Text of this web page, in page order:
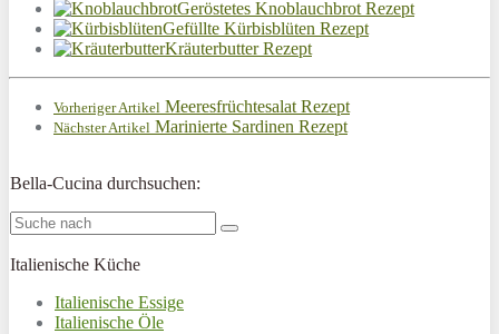
Geröstetes Knoblauchbrot Rezept
Gefüllte Kürbisblüten Rezept
Kräuterbutter Rezept
Vorheriger Artikel Meeresfrüchtesalat Rezept
Nächster Artikel Marinierte Sardinen Rezept
Bella-Cucina durchsuchen:
Italienische Küche
Italienische Essige
Italienische Öle